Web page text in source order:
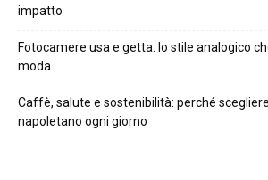
impatto
Fotocamere usa e getta: lo stile analogico
moda
Caffè, salute e sostenibilità: perché
napoletano ogni giorno